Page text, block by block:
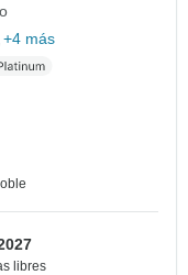
+4 más
libres